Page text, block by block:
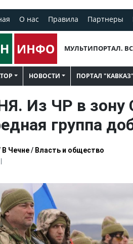
О нас Правила Партнеры
МУЛЬТИПОРТАЛ.
НОВОСТИ ПОРТАЛ "КАВКАЗ"
Из ЧР в зону
группа
В Чечне/ Власть и общество